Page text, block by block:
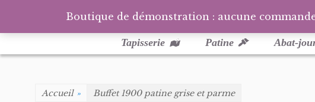
au
Tapisserie Patine Abat-
Accueil » Buffet 1900 patine grise et parme
Boutique de démonstration : aucune